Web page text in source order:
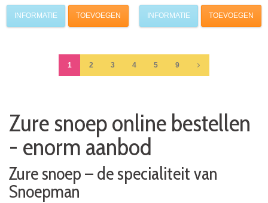
INFORMATIE TOEVOEGEN INFORMATIE TOEVOEGEN
1 2 3 4 5 9
Zure snoep online bestellen
- enorm aanbod
Zure snoep – de specialiteit van
Snoepman